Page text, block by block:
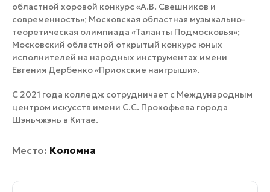
областной хоровой конкурс «А.В. Свешников и
современность»; Московская областная музыкально-
теоретическая олимпиада «Таланты Подмосковья»;
Московский областной открытый конкурс юных
исполнителей на народных инструментах имени
Евгения Дербенко «Приокские наигрыши».
С 2021 года колледж сотрудничает с Международным
центром искусств имени С.С. Прокофьева города
Шэньчжэнь в Китае.
Место: Коломна